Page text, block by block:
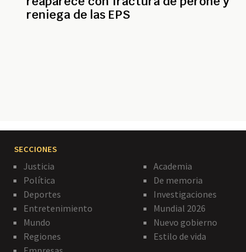
reniega de las EPS
SECCIONES
Justicia
Política
Deportes
Entretenimiento
Mundo
Regiones
Academia
De memoria
Investigaciones
Mundial 2026
Nuevo gobierno
Estilo de vida